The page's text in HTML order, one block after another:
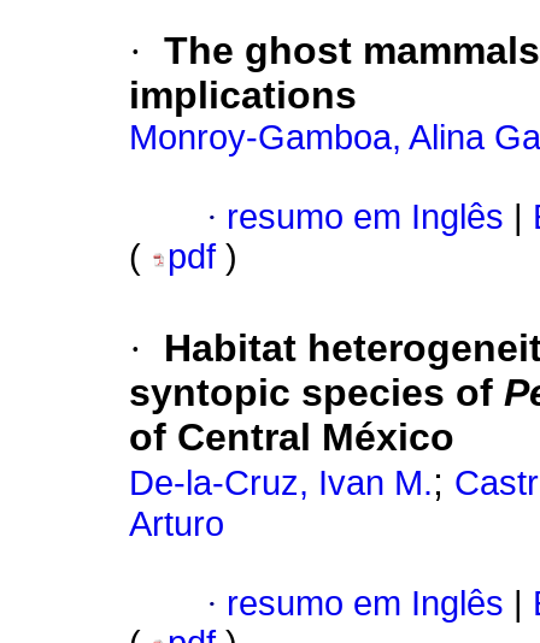
· The ghost
implications
Monroy-Gamboa, Alina
· resumo em Inglês
(
pdf )
·
Habitat
syntopic species of
of Central México
De-la-Cruz, Ivan M.;
Arturo
· resumo em Inglês